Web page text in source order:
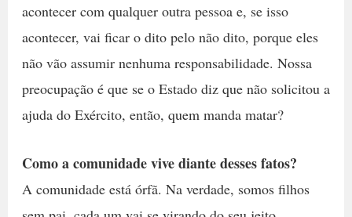
acontecer com qualquer outra pessoa e, se isso
acontecer, vai ficar o dito pelo não dito, porque eles
não vão assumir nenhuma responsabilidade. Nossa
preocupação é que se o Estado diz que não solicitou a
ajuda do Exército, então, quem manda matar?
Como a comunidade vive diante desses fatos?
A comunidade está órfã. Na verdade, somos filhos